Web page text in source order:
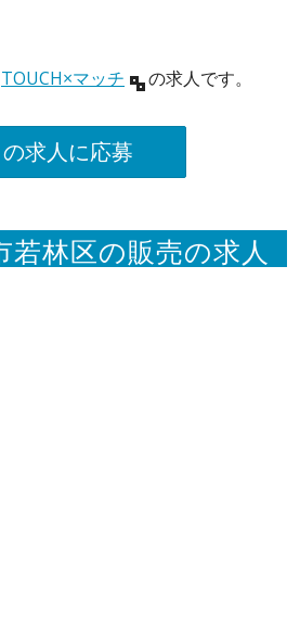
TOUCH×マッチ の求人です。
求人に応募
若林区の販売の求人